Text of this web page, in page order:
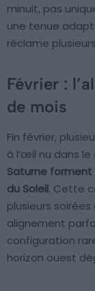
minuit, pas
une tenue
réclame
Février :
de mois
Fin février,
à l’œil nu dans le
Saturne forment
du Soleil. Cette
plusieurs soirées
alignement
configuration
horizon ouest